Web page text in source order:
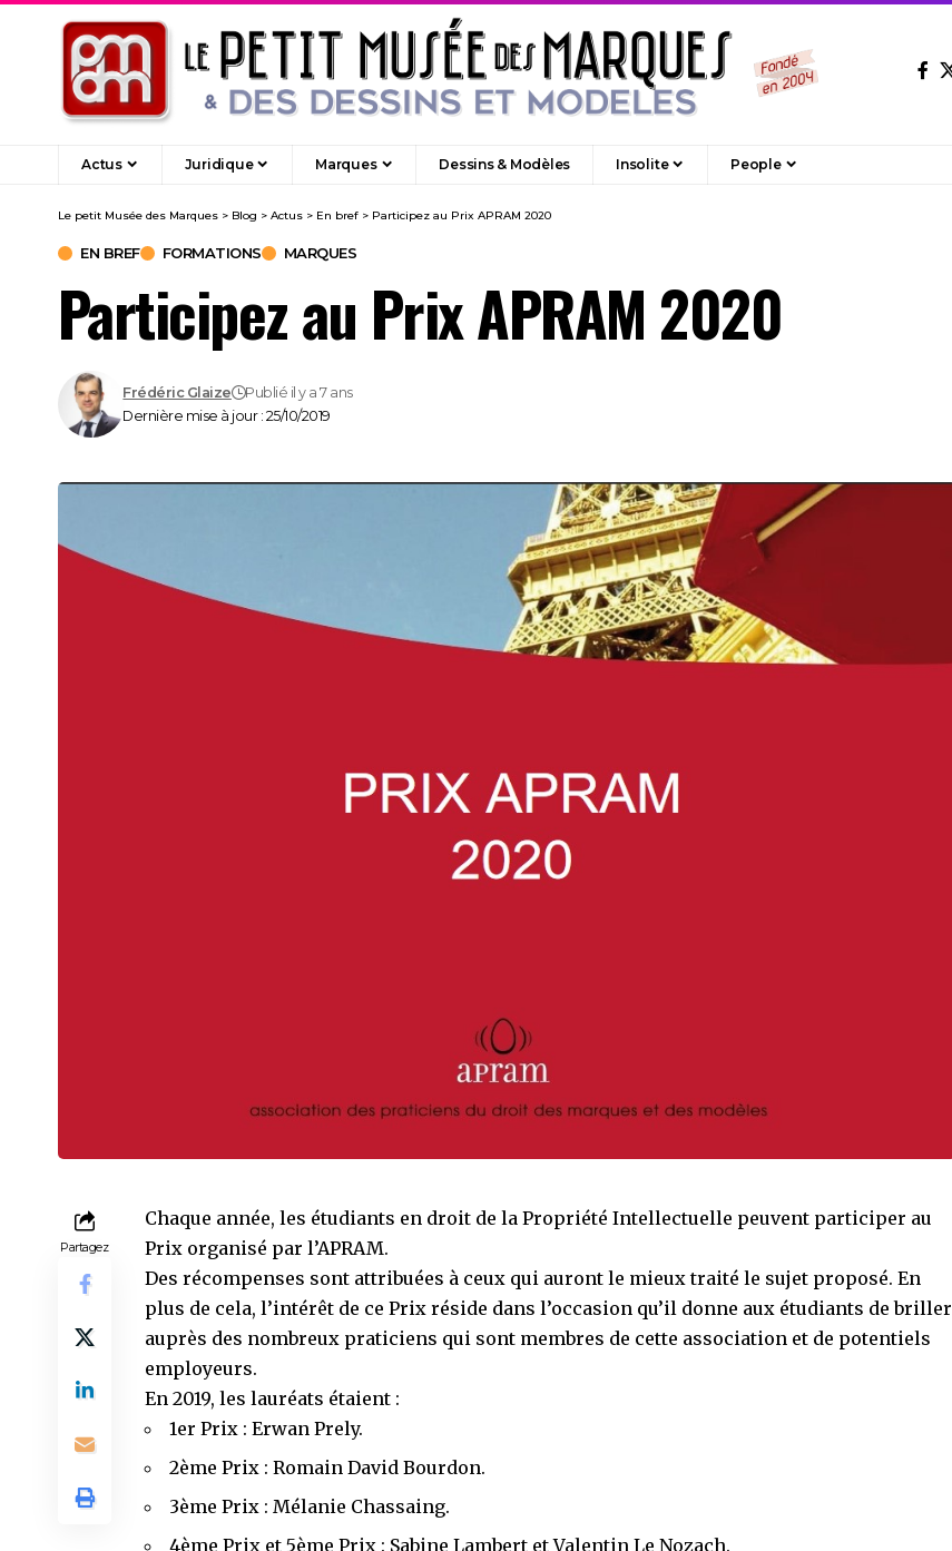
Actus Juridique Marques Dessins & Modèles Insolite People
Le petit Musée des Marques > Blog > Actus > En bref > Participez au Prix APRAM 2020
EN BREF FORMATIONS MARQUES
Participez au Prix APRAM 2020
Dernière mise à jour : 25/10/2019
Frédéric Glaize Publié il y a 7 ans
Partagez
Chaque année, les étudiants en droit de la Propriété Intellectuelle peuvent participer au
Prix organisé par l’APRAM.
Des récompenses sont attribuées à ceux qui auront le mieux traité le sujet proposé. En
plus de cela, l’intérêt de ce Prix réside dans l’occasion qu’il donne aux étudiants de briller
auprès des nombreux praticiens qui sont membres de cette association et de potentiels
employeurs.
En 2019, les lauréats étaient :
1er Prix : Erwan Prely.
2ème Prix : Romain David Bourdon.
3ème Prix : Mélanie Chassaing.
4ème Prix et 5ème Prix : Sabine Lambert et Valentin Le Nozach.